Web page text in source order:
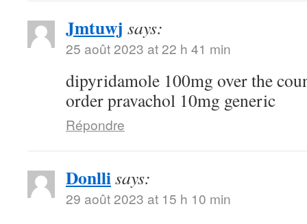
Jmtuwj says:
25 août 2023 at 22 h 41 min
dipyridamole 100mg over the
order pravachol 10mg generic
Répondre
Donllisays:
29 août 2023 at 15 h 10 min